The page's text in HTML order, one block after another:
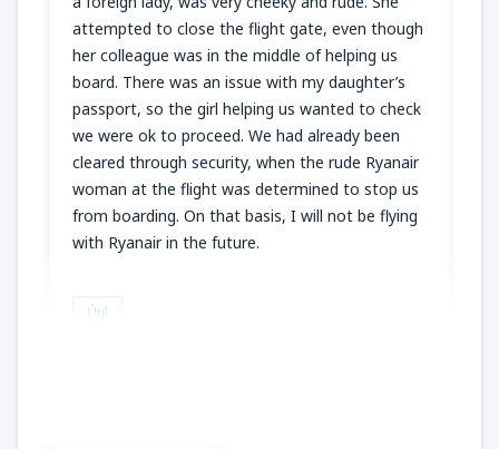
attempted to close the flight gate, even though
her colleague was in the middle of helping us
board. There was an issue with my daughter’s
passport, so the girl helping us wanted to check
we were ok to proceed. We had already been
cleared through security, when the rude Ryanair
woman at the flight was determined to stop us
from boarding. On that basis, I will not be flying
with Ryanair in the future.
Útil